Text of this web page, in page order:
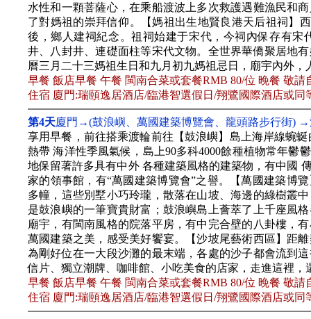
水性和一顆菩薩心，在乘船渡波上多次救護遇難漁民和
了對媽祖的崇拜信仰。【媽祖出生地賢良港天后祖祠】
後，鄉人建祠紀念。祖祠始建于宋代，今祠內保存有
井、八封井、連礎面柱等宋代文物。全世界華僑聚居地
曆三月二十三媽祖生日和九月初九媽祖忌日，廟宇內外
早餐 飯店早餐 午餐 閩南合菜或套餐RMB 80/位 晚餐 敬請
住宿 廈門:瑞頤逸居酒店/臨港智選假日/翔鷺國際酒店或同
第4天廈門→(鼓浪嶼、萬國建築博覽會、龍頭路步行街)
享用早餐，前往搭乘渡輪前往【鼓浪嶼】島上海岸線蜿
熱帶 海洋性季風氣候，島上90多科4000餘種植物常年鬱
地保留著許多具有中外 各種建築風格的建築物，有中國
家的領事館，有“萬國建築博覽會”之譽。【萬國建築博
多幢，這些別墅小巧玲瓏，散落在山坡、海邊的綠樹叢
是鼓浪嶼的一筆寶貴財富；鼓浪嶼島上薈萃了上千座風
廟宇，有閩南風格的院落平房，有中完合壁的八卦樓，
萬國建築之美，感受美好饗宴。【沙坡尾藝術西區】距
為剛好位在一大段沙灘的最末端，各處的沙子都會流到
信片、獨立潮牌、咖啡館、小吃美食的店家，走進這裡，
早餐 飯店早餐 午餐 閩南合菜或套餐RMB 80/位 晚餐 敬請
住宿 廈門:瑞頤逸居酒店/臨港智選假日/翔鷺國際酒店或同